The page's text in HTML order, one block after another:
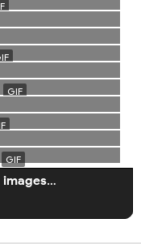
images…